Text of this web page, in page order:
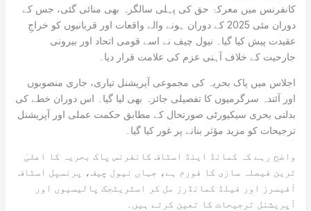
کانفرنس میں معرکۂ حق کی پہلی سالگرہ بھی منائی گئی، جس کے
دوران مئی 2025 کے دوران ہونے والے واقعات اور قربانیوں کو خراجِ
عقیدت پیش کیا گیا۔ نیول چیف نے اسے قومی اتحاد اور بیرونی
جارحیت کے خلاف آہنی عزم کی علامت قرار دیا۔
اجلاس میں پاک بحریہ کی مجموعی آپریشنل تیاری، جاری منصوبوں
اور آئندہ سرگرمیوں کا تفصیلی جائزہ بھی لیا گیا۔ اس دوران خطے کی
بدلتی بحری سیکیورٹی صورتحال کے مطابق حکمت عملی اور آپریشنل
ترجیحات کو مزید مؤثر بنانے پر غور کیا گیا۔
واضح رہے کہ کمانڈ اینڈ اسٹاف کانفرنس پاک بحریہ کا اعلیٰ
ترین فیصلہ سازی کا فورم ہے، جہاں نیول چیف، پرنسپل اسٹاف
آفیسرز اور فیلڈ کمانڈرز مل کر اسٹریٹجک پالیسیوں اور
آپریشنل ترجیحات کا تعین کرتے ہیں۔